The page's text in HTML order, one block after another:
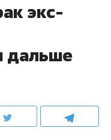
экс-
дальше